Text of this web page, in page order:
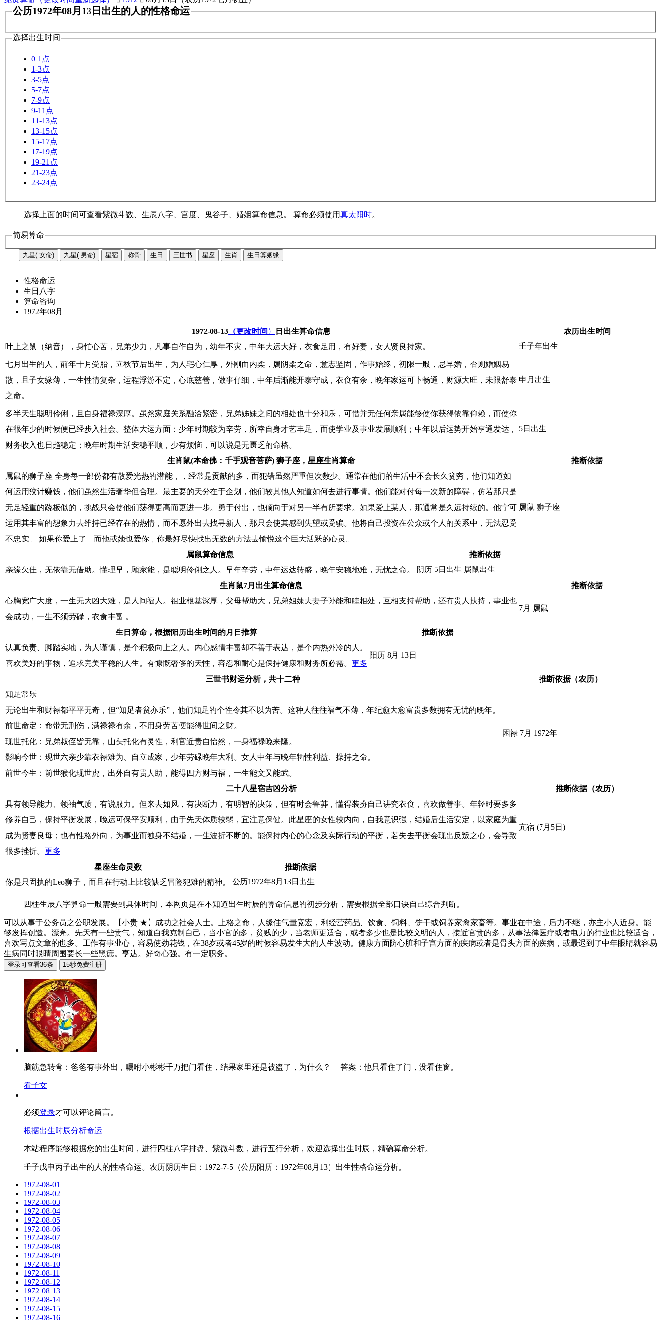
公历1972年08月13日出生的人的性格命运
选择出生时间
0-1点
1-3点
3-5点
5-7点
7-9点
9-11点
11-13点
13-15点
15-17点
17-19点
19-21点
21-23点
23-24点
选择上面的时间可查看紫微斗数、生辰八字、宫度、鬼谷子、婚姻算命信息。 算命必须使用真太阳时。
简易算命
九星( 女命) 九星( 男命) 星宿 称骨 生日 三世书 星座 生肖 生日算姻缘
性格命运
生日八字
算命咨询
1972年08月
1972-08-13 （更改时间） 日出生算命信息
农历出生时间
叶上之鼠（纳音），身忙心苦，兄弟少力，凡事自作自为，幼年不灾，中年大运大好，衣食足用，有好妻，女人贤良持家。
壬子年出生
七月出生的人，前年十月受胎，立秋节后出生，为人宅心仁厚，外刚而内柔，属阴柔之命，意志坚固，作事始终，初限一般，忌早婚，否则婚姻易
散，且子女缘薄，一生性情复杂，运程浮游不定，心底慈善，做事仔细，中年后渐能开泰守成，衣食有余，晚年家运可卜畅通，财源大旺，未限舒泰
之命。
申月出生
多半天生聪明伶俐，且自身福禄深厚。虽然家庭关系融洽紧密，兄弟姊妹之间的相处也十分和乐，可惜并无任何亲属能够使你获得依靠仰赖，而使你
在很年少的时候便已经步入社会。整体大运方面：少年时期较为辛劳，所幸自身才艺丰足，而使学业及事业发展顺利；中年以后运势开始亨通发达，
财务收入也日趋稳定；晚年时期生活安稳平顺，少有烦恼，可以说是无匮乏的命格。
5日出生
生肖鼠(本命佛：千手观音菩萨) 狮子座，星座生肖算命
推断依据
属鼠的狮子座 全身每一部份都有散爱光热的潜能，，经常是贡献的多，而犯错虽然严重但次数少。通常在他们的生活中不会长久贫穷，他们知道如
何运用狡计赚钱，他们虽然生活奢华但合理。最主要的天分在于企划，他们较其他人知道如何去进行事情。他们能对付每一次新的障碍，仿若那只是
无足轻重的跷板似的，挑战只会使他们荡得更高而更进一步。勇于付出，也倾向于对另一半有所要求。如果爱上某人，那通常是久远持续的。他宁可
运用其丰富的想象力去维持已经存在的热情，而不愿外出去找寻新人，那只会使其感到失望或受骗。他将自己投资在公众或个人的关系中，无法忍受
不忠实。 如果你爱上了，而他或她也爱你，你最好尽快找出无数的方法去愉悦这个巨大活跃的心灵。
属鼠 狮子座
属鼠算命信息
推断依据
亲缘欠佳，无依靠无借助。懂理早，顾家能，是聪明伶俐之人。早年辛劳，中年运达转盛，晚年安稳地难，无忧之命。
阴历 5日出生 属鼠出生
生肖鼠7月出生算命信息
推断依据
心胸宽广大度，一生无大凶大难，是人间福人。祖业根基深厚，父母帮助大，兄弟姐妹夫妻子孙能和睦相处，互相支持帮助，还有贵人扶持，事业也
会成功，一生不须劳碌，衣食丰富 。
7月 属鼠
生日算命，根据阳历出生时间的月日推算
推断依据
认真负责、脚踏实地，为人谨慎，是个积极向上之人。内心感情丰富却不善于表达，是个内热外冷的人。
喜欢美好的事物，追求完美平稳的人生。有慷慨奢侈的天性，容忍和耐心是保持健康和财务所必需。 更多
阳历 8月 13日
三世书财运分析，共十二种
推断依据（农历）
知足常乐
无论出生和财禄都平平无奇，但“知足者贫亦乐”，他们知足的个性令其不以为苦。这种人往往福气不薄，年纪愈大愈富贵多数拥有无忧的晚年。
前世命定：命带无刑伤，满禄禄有余，不用身劳苦便能得世间之财。
现世托化：兄弟叔侄皆无靠，山头托化有灵性，利官近贵自怡然，一身福禄晚来隆。
影响今世：现世六亲少靠衣禄难为、自立成家，少年劳碌晚年大利。女人中年与晚年牺性利益、操持之命。
前世今生：前世猴化现世虎，出外自有贵人助，能得四方财与福，一生能文又能武。
困禄 7月 1972年
二十八星宿吉凶分析
推断依据（农历）
具有领导能力、领袖气质，有说服力。但来去如风，有决断力，有明智的决策，但有时会鲁莽，懂得装扮自己讲究衣食，喜欢做善事。年轻时要多多
修养自己，保持平衡发展，晚运可保平安顺利，由于先天体质较弱，宜注意保健。此星座的女性较内向，自我意识强，结婚后生活安定，以家庭为重
成为贤妻良母；也有性格外向，为事业而独身不结婚，一生波折不断的。能保持内心的心念及实际行动的平衡，若失去平衡会现出反叛之心，会导致
很多挫折。 更多
亢宿 (7月5日)
星座生命灵数
推断依据
你是只固执的Leo狮子，而且在行动上比较缺乏冒险犯难的精神。
公历1972年8月13日出生
四柱生辰八字算命一般需要到具体时间，本网页是在不知道出生时辰的算命信息的初步分析，需要根据全部口诀自己综合判断。
可以从事于公务员之公职发展。【小贵 ★】成功之社会人士。上格之命，人缘佳气量宽宏，利经营药品、饮食、饲料、饼干或饲养家禽家畜等。事业在中途，后力不继，亦主小人近身。能
够发挥创造。漂亮。先天有一些贵气，知道自我克制自己，当小官的多，贫贱的少，当老师更适合，或者多少也是比较文明的人，接近官贵的多，从事法律医疗或者电力的行业也比较适合，
喜欢写点文章的也多。工作有事业心，容易使劲花钱，在38岁或者45岁的时候容易发生大的人生波动。健康方面防心脏和子宫方面的疾病或者是骨头方面的疾病，或最迟到了中年眼睛就容易
生病同时眼睛周围要长一些黑痣。亨达。好奇心强。有一定职务。
脑筋急转弯：爸爸有事外出，嘱咐小彬彬千万把门看住，结果家里还是被盗了，为什么？ 答案：他只看住了门，没看住窗。
看子女
必须登录才可以评论留言。
根据出生时辰分析命运
本站程序能够根据您的出生时间，进行四柱八字排盘、紫微斗数，进行五行分析，欢迎选择出生时辰，精确算命分析。
壬子戊申丙子出生的人的性格命运。农历阴历生日：1972-7-5（公历阳历：1972年08月13）出生性格命运分析。
1972-08-01
1972-08-02
1972-08-03
1972-08-04
1972-08-05
1972-08-06
1972-08-07
1972-08-08
1972-08-09
1972-08-10
1972-08-11
1972-08-12
1972-08-13
1972-08-14
1972-08-15
1972-08-16